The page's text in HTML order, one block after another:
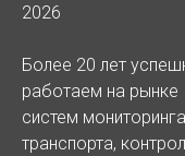
2026
Более 20 лет
работаем на рынке
систем мониторинга
транспорта,